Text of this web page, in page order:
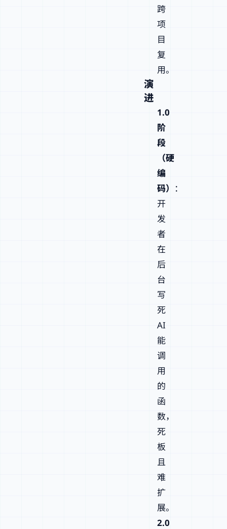
跨
项
目
复
用。
演
进
1.0
阶
段
（硬
编
码）
：
开
发
者
在
后
台
写
死
AI
能
调
用
的
函
数，
死
板
且
难
扩
展。
2.0